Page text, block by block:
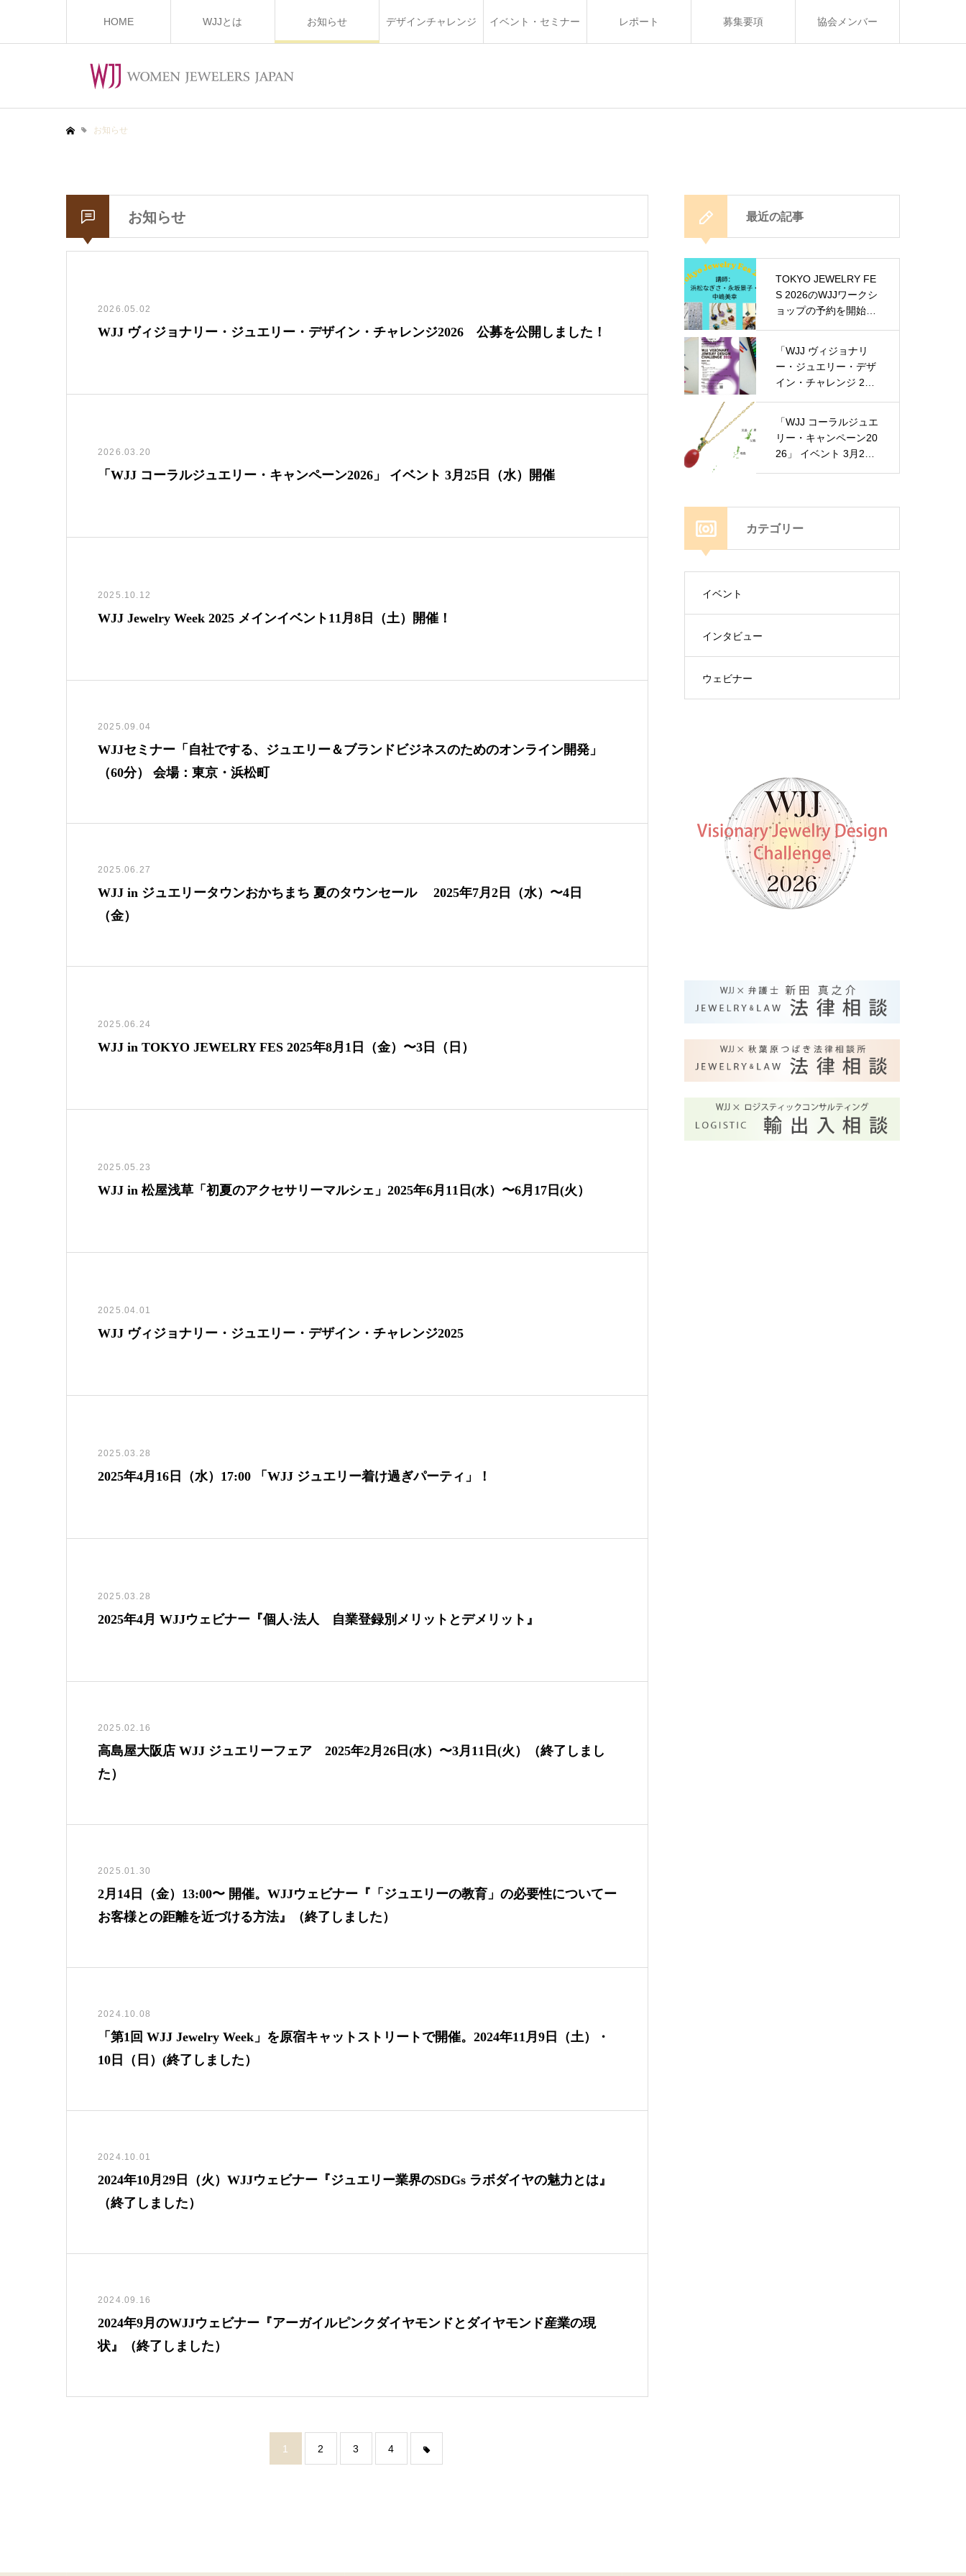
HOME WJJとは お知らせ デザインチャレンジ イベント・セミナー レポート 募集要項 協会メンバー
お知らせ
お知らせ
2026.05.02
WJJ ヴィジョナリー・ジュエリー・デザイン・チャレンジ2026 公募を公開しました！
2026.03.20
「WJJ コーラルジュエリー・キャンペーン2026」 イベント 3月25日（水）開催
2025.10.12
WJJ Jewelry Week 2025 メインイベント11月8日（土）開催！
2025.09.04
WJJセミナー「自社でする、ジュエリー＆ブランドビジネスのためのオンライン開発」
（60分） 会場：東京・浜松町
2025.06.27
WJJ in ジュエリータウンおかちまち 夏のタウンセール 2025年7月2日（水）〜4日
（金）
2025.06.24
WJJ in TOKYO JEWELRY FES 2025年8月1日（金）〜3日（日）
2025.05.23
WJJ in 松屋浅草「初夏のアクセサリーマルシェ」2025年6月11日(水）〜6月17日(火）
2025.04.01
WJJ ヴィジョナリー・ジュエリー・デザイン・チャレンジ2025
2025.03.28
2025年4月16日（水）17:00 「WJJ ジュエリー着け過ぎパーティ」！
2025.03.28
2025年4月 WJJウェビナー『個人·法人 自業登録別メリットとデメリット』
2025.02.16
高島屋大阪店 WJJ ジュエリーフェア 2025年2月26日(水）〜3月11日(火）（終了しまし
た）
2025.01.30
2月14日（金）13:00〜 開催。WJJウェビナー『「ジュエリーの教育」の必要性についてー
お客様との距離を近づける方法』（終了しました）
2024.10.08
「第1回 WJJ Jewelry Week」を原宿キャットストリートで開催。2024年11月9日（土）・
10日（日）(終了しました）
2024.10.01
2024年10月29日（火）WJJウェビナー『ジュエリー業界のSDGs ラボダイヤの魅力とは』
（終了しました）
2024.09.16
2024年9月のWJJウェビナー『アーガイルピンクダイヤモンドとダイヤモンド産業の現
状』（終了しました）
1 2 3 4
最近の記事
TOKYO JEWELRY FE
S 2026のWJJワークシ
ョップの予約を開始し
（日）
「WJJ ヴィジョナリ
ー・ジュエリー・デザ
イン・チャレンジ 202
「WJJ コーラルジュエ
リー・キャンペーン20
26」 イベント 3月25
カテゴリー
イベント
インタビュー
ウェビナー